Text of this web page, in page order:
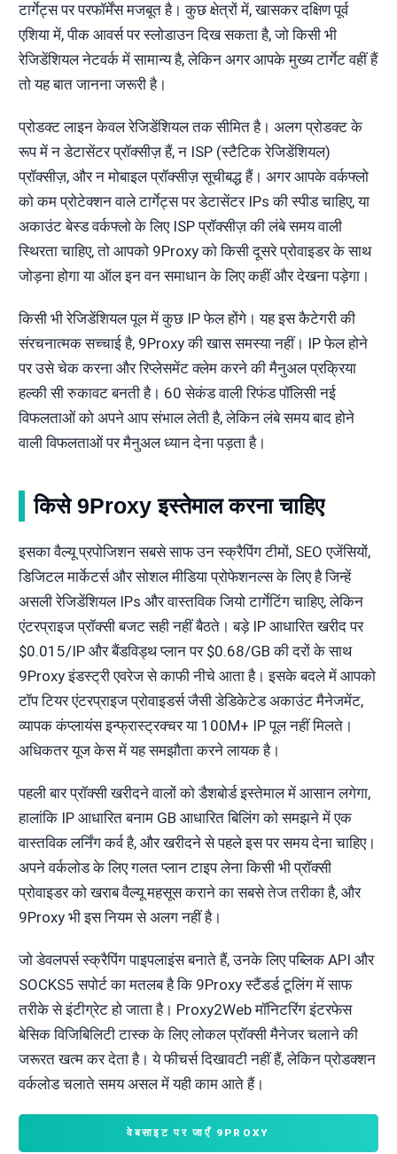
टार्गेट्स पर परफॉर्मेंस मजबूत है। कुछ क्षेत्रों में, खासकर दक्षिण पूर्व
एशिया में, पीक आवर्स पर स्लोडाउन दिख सकता है, जो किसी भी
रेजिडेंशियल नेटवर्क में सामान्य है, लेकिन अगर आपके मुख्य टार्गेट वहीं हैं
तो यह बात जानना जरूरी है।
प्रोडक्ट लाइन केवल रेजिडेंशियल तक सीमित है। अलग प्रोडक्ट के
रूप में न डेटासेंटर प्रॉक्सीज़ हैं, न ISP (स्टैटिक रेजिडेंशियल)
प्रॉक्सीज़, और न मोबाइल प्रॉक्सीज़ सूचीबद्ध हैं। अगर आपके वर्कफ्लो
को कम प्रोटेक्शन वाले टार्गेट्स पर डेटासेंटर IPs की स्पीड चाहिए, या
अकाउंट बेस्ड वर्कफ्लो के लिए ISP प्रॉक्सीज़ की लंबे समय वाली
स्थिरता चाहिए, तो आपको 9Proxy को किसी दूसरे प्रोवाइडर के साथ
जोड़ना होगा या ऑल इन वन समाधान के लिए कहीं और देखना पड़ेगा।
किसी भी रेजिडेंशियल पूल में कुछ IP फेल होंगे। यह इस कैटेगरी की
संरचनात्मक सच्चाई है, 9Proxy की खास समस्या नहीं। IP फेल होने
पर उसे चेक करना और रिप्लेसमेंट क्लेम करने की मैनुअल प्रक्रिया
हल्की सी रुकावट बनती है। 60 सेकंड वाली रिफंड पॉलिसी नई
विफलताओं को अपने आप संभाल लेती है, लेकिन लंबे समय बाद होने
वाली विफलताओं पर मैनुअल ध्यान देना पड़ता है।
किसे 9Proxy इस्तेमाल करना चाहिए
इसका वैल्यू प्रपोजिशन सबसे साफ उन स्क्रैपिंग टीमों, SEO एजेंसियों,
डिजिटल मार्केटर्स और सोशल मीडिया प्रोफेशनल्स के लिए है जिन्हें
असली रेजिडेंशियल IPs और वास्तविक जियो टार्गेटिंग चाहिए, लेकिन
एंटरप्राइज प्रॉक्सी बजट सही नहीं बैठते। बड़े IP आधारित खरीद पर
$0.015/IP और बैंडविड्थ प्लान पर $0.68/GB की दरों के साथ
9Proxy इंडस्ट्री एवरेज से काफी नीचे आता है। इसके बदले में आपको
टॉप टियर एंटरप्राइज प्रोवाइडर्स जैसी डेडिकेटेड अकाउंट मैनेजमेंट,
व्यापक कंप्लायंस इन्फ्रास्ट्रक्चर या 100M+ IP पूल नहीं मिलते।
अधिकतर यूज केस में यह समझौता करने लायक है।
पहली बार प्रॉक्सी खरीदने वालों को डैशबोर्ड इस्तेमाल में आसान लगेगा,
हालांकि IP आधारित बनाम GB आधारित बिलिंग को समझने में एक
वास्तविक लर्निंग कर्व है, और खरीदने से पहले इस पर समय देना चाहिए।
अपने वर्कलोड के लिए गलत प्लान टाइप लेना किसी भी प्रॉक्सी
प्रोवाइडर को खराब वैल्यू महसूस कराने का सबसे तेज तरीका है, और
9Proxy भी इस नियम से अलग नहीं है।
जो डेवलपर्स स्क्रैपिंग पाइपलाइंस बनाते हैं, उनके लिए पब्लिक API और
SOCKS5 सपोर्ट का मतलब है कि 9Proxy स्टैंडर्ड टूलिंग में साफ
तरीके से इंटीग्रेट हो जाता है। Proxy2Web मॉनिटरिंग इंटरफेस
बेसिक विजिबिलिटी टास्क के लिए लोकल प्रॉक्सी मैनेजर चलाने की
जरूरत खत्म कर देता है। ये फीचर्स दिखावटी नहीं हैं, लेकिन प्रोडक्शन
वर्कलोड चलाते समय असल में यही काम आते हैं।
वेबसाइट पर जाएँ 9PROXY